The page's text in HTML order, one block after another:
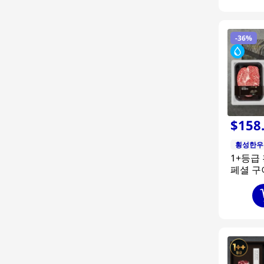
-36%
$158.
횡성한우
1+등급
페셜 구
1호